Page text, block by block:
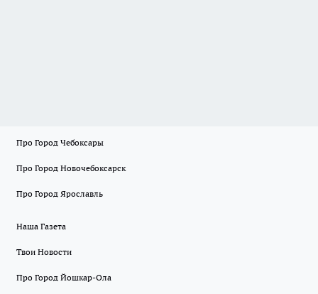
Про Город Чебоксары
Про Город Новочебоксарск
Про Город Ярославль
Наша Газета
Твои Новости
Про Город Йошкар-Ола